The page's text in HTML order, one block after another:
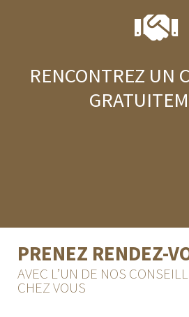
RENCONTREZ UN
PRENEZ RENDEZ-
AVEC L’UN DE NOS
CHEZ VOUS